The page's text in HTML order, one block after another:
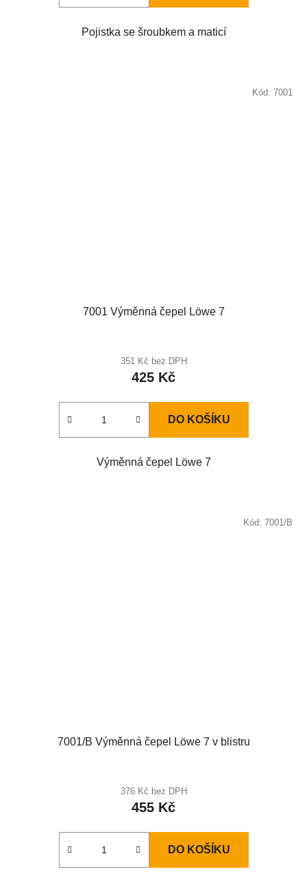
Pojistka se šroubkem a maticí
7001 Výměnná čepel Löwe 7
351 Kč bez DPH
425 Kč
DO KOŠÍKU
Výměnná čepel Löwe 7
Kód: 7001
7001/B Výměnná čepel Löwe 7 v blistru
376 Kč bez DPH
455 Kč
DO KOŠÍKU
Kód: 7001/B